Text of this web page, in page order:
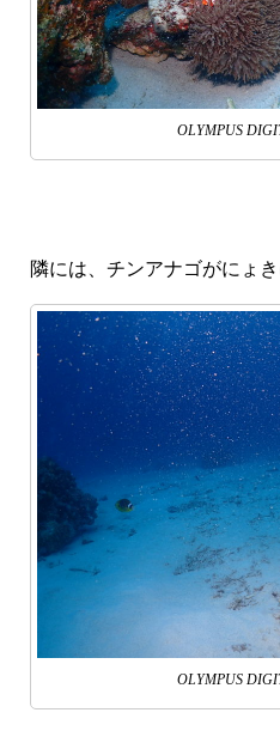
OLYMPUS
隣には、チンアナゴがにょ
OLYMPUS